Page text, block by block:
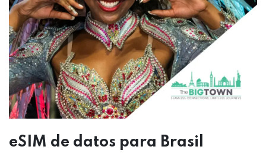
eSIM de datos para Brasil